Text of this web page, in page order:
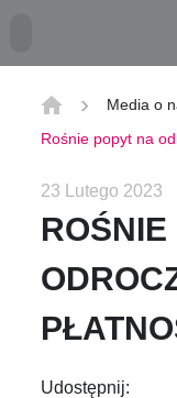
Media o
Rośnie popyt na
23 Lutego 2023
Udostępnij: